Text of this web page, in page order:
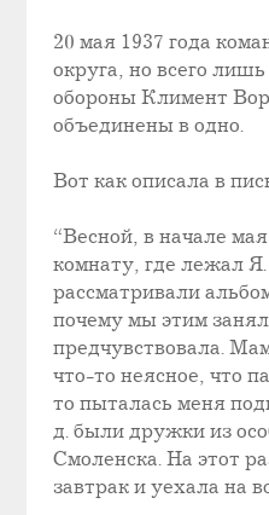
20 мая 1937 года
округа, но всего
обороны Климент
объединены в одно.
Вот как описала в
“Весной, в начале
комнату, где лежал
рассматривали
почему мы этим
предчувствовала.
что-то неясное, что
то пыталась меня
д. были дружки из
Смоленска. На этот
завтрак и уехала на